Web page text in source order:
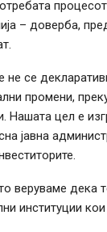
– доверба,
се
промени,
Нашата цел е
јавна
веруваме дека
институции